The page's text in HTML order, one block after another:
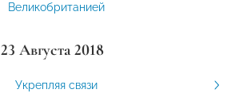
Великобританией
23 Августа 2018
Укрепляя связи